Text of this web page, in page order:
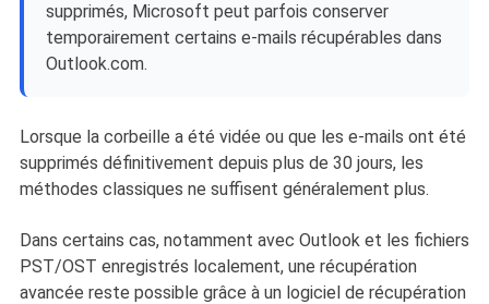
supprimés, Microsoft peut parfois conserver
temporairement certains e-mails récupérables dans
Outlook.com.
Lorsque la corbeille a été vidée ou que les e-mails ont été
supprimés définitivement depuis plus de 30 jours, les
méthodes classiques ne suffisent généralement plus.
Dans certains cas, notamment avec Outlook et les fichiers
PST/OST enregistrés localement, une récupération
avancée reste possible grâce à un logiciel de récupération